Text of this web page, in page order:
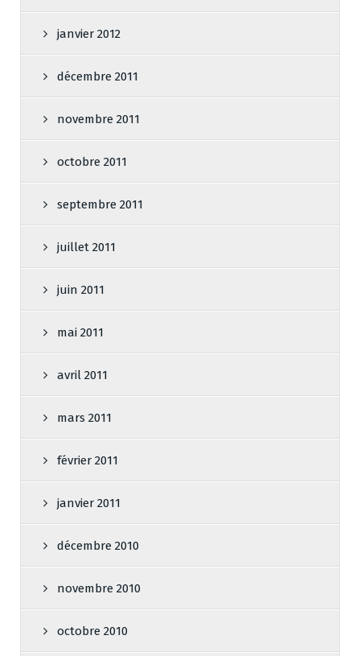
janvier 2012
décembre 2011
novembre 2011
octobre 2011
septembre 2011
juillet 2011
juin 2011
mai 2011
avril 2011
mars 2011
février 2011
janvier 2011
décembre 2010
novembre 2010
octobre 2010